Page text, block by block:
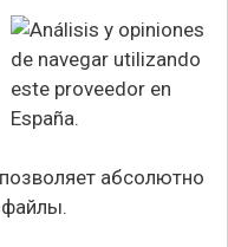
абсолютно
файлы.